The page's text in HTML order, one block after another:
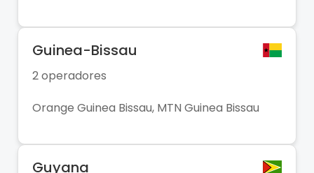
Guinea-Bissau
2 operadores
Orange Guinea Bissau, MTN Guinea Bissau
Guyana